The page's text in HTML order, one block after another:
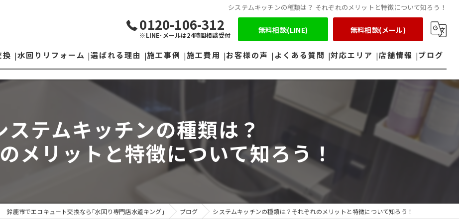
システムキッチンの種類は？ それぞれのメリットと特徴について知ろう！
0120-106-312
※LINE･メールは24時間相談受付
無料相談(LINE) 無料相談(メール)
換 水回りリフォーム
下水切り替え
洗面台リフォーム
キッチンリフォーム
選ばれる理由
施工の流れ
施工事例 施工費用 お客様の声 よくある質問 対応エリア
鈴鹿市のエコキュート
四日市市のエコキュート
店舗情報 ブログ
ステムキッチンの種類は？
メリットと特徴について知ろう！
鈴鹿市でエコキュート交換なら｢水回り専門店水道キング｣ ブログ システムキッチンの種類は？それぞれのメリットと特徴について知ろう！